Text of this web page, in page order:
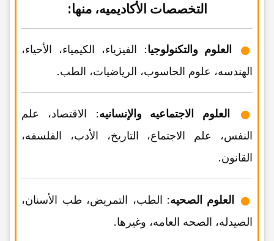
التخصصات الأکادیمیه، منها:
العلوم والتکنولوجیا: الفیزیاء، الکیمیاء، الأحیاء،
الهندسه، علوم الحاسوب، الریاضیات، الطب.
العلوم الاجتماعیه والإنسانیه: الاقتصاد، علم
النفس، علم الاجتماع، التاریخ، الأدب، الفلسفه،
القانون.
العلوم الصحیه: الطب، التمریض، طب الأسنان،
الصیدله، الصحه العامه، وغیرها.